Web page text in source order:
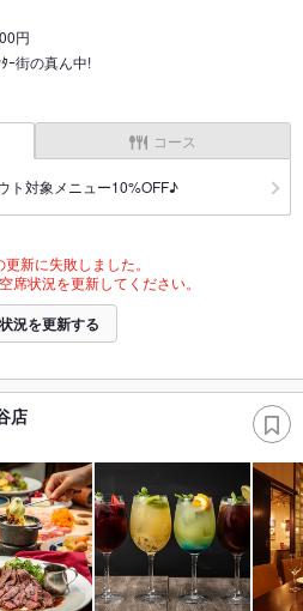
円
ｰ街の真ん中!
コース
対象メニュー10%OFF♪
新に失敗しました。
席状況を更新してください。
況を更新する
店